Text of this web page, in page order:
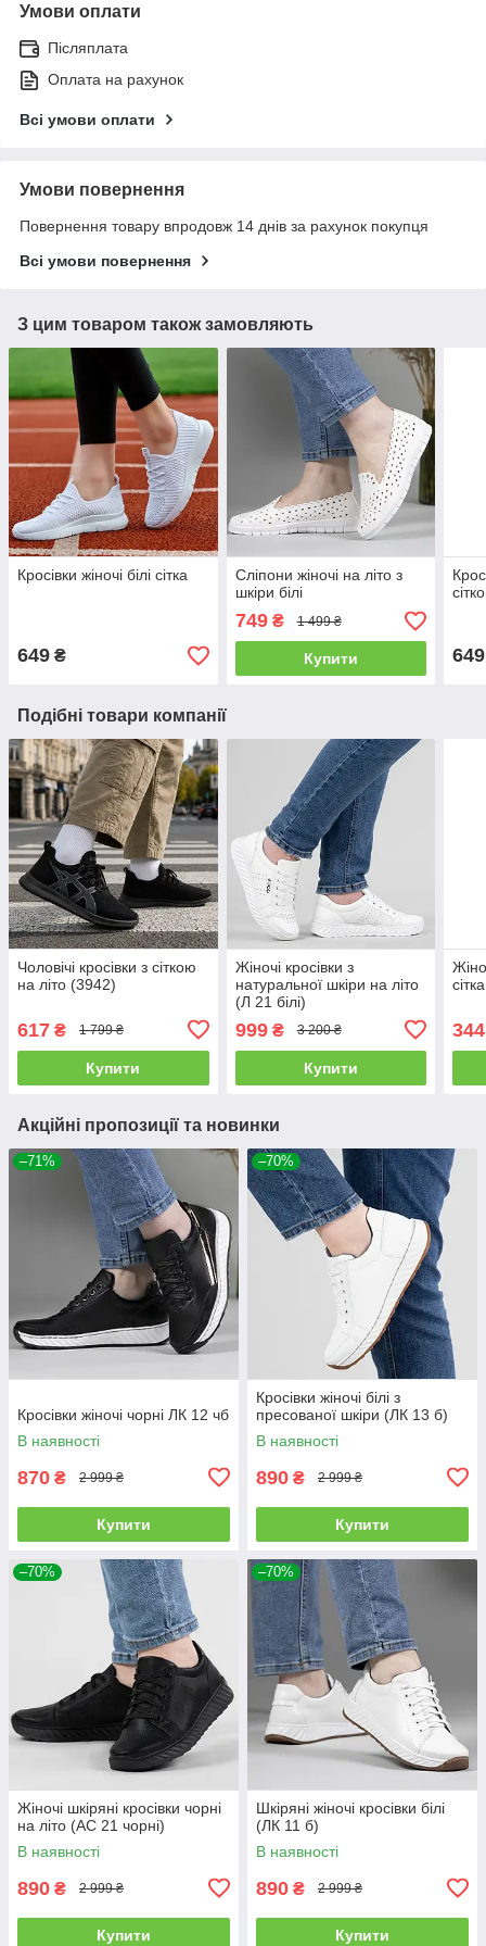
Умови оплати
Післяплата
Оплата на рахунок
Всі умови оплати
Умови повернення
Повернення товару впродовж 14 днів за рахунок покупця
Всі умови повернення
З цим товаром також замовляють
Кросівки жіночі білі сітка
649 ₴
Сліпони жіночі на літо з
шкіри білі
749₴ 1 499 ₴
Купити 649
Подібні товари компанії
Чоловічі кросівки з сіткою
на літо (3942)
617 ₴ 1 799 ₴
Купити
Жіночі кросівки з
натуральної шкіри на літо
(Л 21 білі)
999₴ 3 200 ₴
Купити
Акційні пропозиції та новинки
–71%
Кросівки жіночі чорні ЛК 12 чб
В наявності
870 ₴ 2 999 ₴
Купити
–70%
Кросівки жіночі білі з
пресованої шкіри (ЛК 13 б)
В наявності
890 ₴ 2 999 ₴
Купити
–70%
Жіночі шкіряні кросівки чорні
на літо (АС 21 чорні)
В наявності
890 ₴ 2 999 ₴
Купити
–70%
Шкіряні жіночі кросівки білі
(ЛК 11 б)
В наявності
890 ₴ 2 999 ₴
Купити